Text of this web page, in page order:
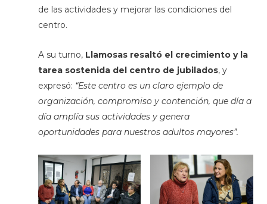
de las actividades y mejorar las condiciones del
centro.
A su turno,Llamosas resaltó el crecimiento y la
tarea sostenida del centro de jubilados, y
expresó: “Este centro es un claro ejemplo de
organización, compromiso y contención, que día a
día amplía sus actividades y genera
oportunidades para nuestros adultos mayores”.